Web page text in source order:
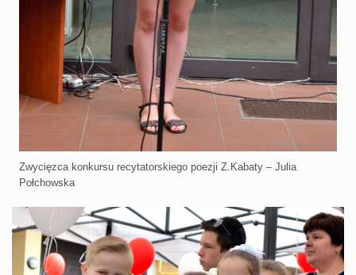
Zwycięzca konkursu recytatorskiego poezji Z.Kabaty – Julia
Połchowska